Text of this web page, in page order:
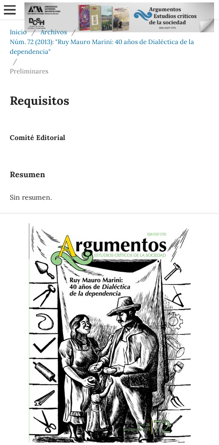
Inicio / Archivos /
Núm. 72 (2013): "Ruy Mauro Marini: 40 años de Dialéctica de la
dependencia"
/
Preliminares
Requisitos
Comité Editorial
Resumen
Sin resumen.